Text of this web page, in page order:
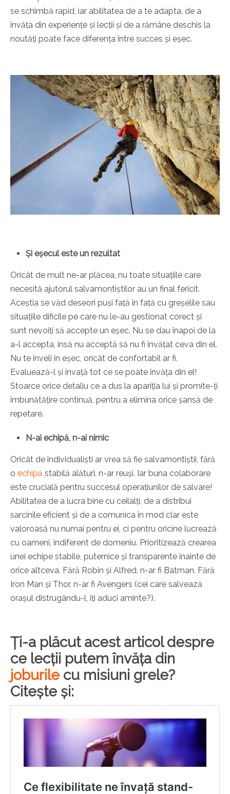
se schimbă rapid, iar abilitatea de a te adapta, de a
învăța din experiențe și lecții și de a rămâne deschis la
noutăți poate face diferența între succes și eșec.
Și eșecul este un rezultat
Oricât de mult ne-ar plăcea, nu toate situațiile care
necesită ajutorul salvamontiștilor au un final fericit.
Aceștia se văd deseori puși față în față cu greșelile sau
situațiile dificile pe care nu le-au gestionat corect și
sunt nevoiți să accepte un eșec. Nu se dau înapoi de la
a-l accepta, însă nu acceptă să nu fi învățat ceva din el.
Nu te înveli în eșec, oricât de confortabil ar fi.
Evaluează-l și învață tot ce se poate învăța din el!
Stoarce orice detaliu ce a dus la apariția lui și promite-ți
îmbunătățire continuă, pentru a elimina orice șansă de
repetare.
N-ai echipă, n-ai nimic
Oricât de individualiști ar vrea să fie salvamontiștii, fără
o echipă stabilă alături, n-ar reuși. Iar buna colaborare
este crucială pentru succesul operațiunilor de salvare!
Abilitatea de a lucra bine cu ceilalți, de a distribui
sarcinile eficient și de a comunica în mod clar este
valoroasă nu numai pentru ei, ci pentru oricine lucrează
cu oameni, indiferent de domeniu. Prioritizează crearea
unei echipe stabile, puternice și transparente înainte de
orice altceva. Fără Robin și Alfred, n-ar fi Batman. Fără
Iron Man și Thor, n-ar fi Avengers (cei care salvează
orașul distrugându-l, îți aduci aminte?).
Ți-a plăcut acest articol despre
ce lecții putem învăța din
joburile cu misiuni grele?
Citește și: